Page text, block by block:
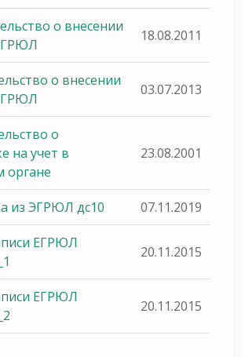
о внесении
18.08.2011
о внесении
03.07.2013
о
на учет в
органе
23.08.2001
из ЭГРЮЛ дс10 07.11.2019
ЕГРЮЛ
20.11.2015
ЕГРЮЛ
20.11.2015